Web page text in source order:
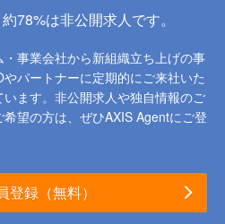
78%は非公開求人です。
事業会社から新組織立ち上げの事
やパートナーに定期的にご来社いた
ます。 非公開求人や独自情報のご
望の方は、ぜひAXIS Agentにご登
登録（無料）